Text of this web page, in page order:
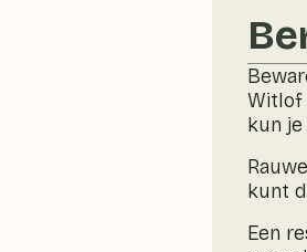
Witlof
kun
kunt
Een